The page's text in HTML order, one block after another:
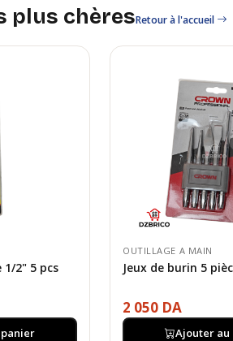
plus chèresRetour à l'accueil
2" 5 pcs
OUTILLAGE A MAIN
Jeux de burin 5
2 050 DA
Ajouter au